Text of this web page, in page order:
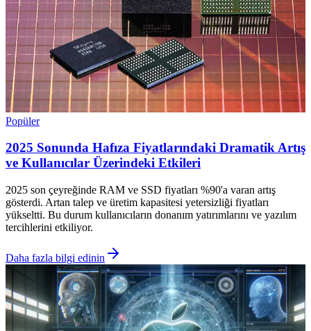
Popüler
2025 Sonunda Hafıza Fiyatlarındaki Dramatik Artış
ve Kullanıcılar Üzerindeki Etkileri
2025 son çeyreğinde RAM ve SSD fiyatları %90'a varan artış
gösterdi. Artan talep ve üretim kapasitesi yetersizliği fiyatları
yükseltti. Bu durum kullanıcıların donanım yatırımlarını ve yazılım
tercihlerini etkiliyor.
Daha fazla bilgi edinin